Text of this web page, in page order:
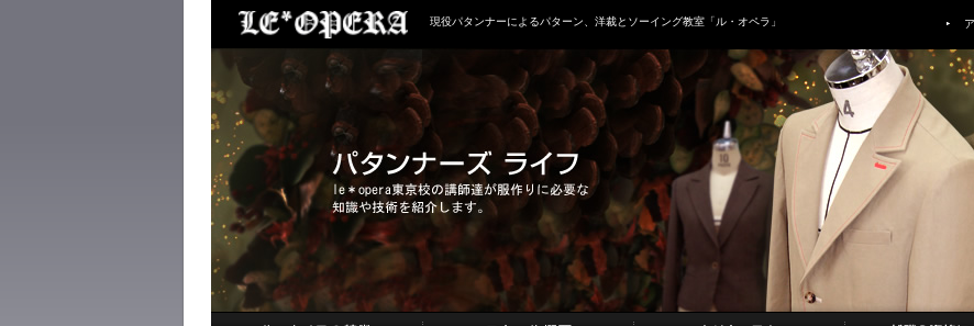
現役パタンナーによるパターン、洋裁とソーイング教室「ル・オペラ」